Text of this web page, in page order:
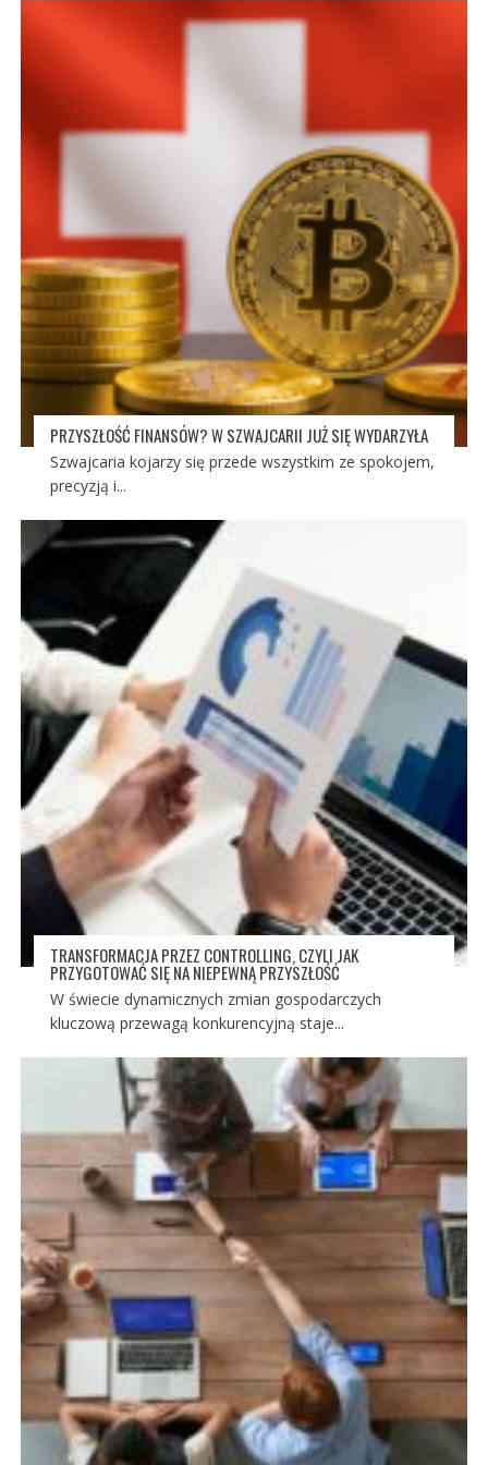
PRZYSZŁOŚĆ FINANSÓW? W SZWAJCARII JUŻ SIĘ WYDARZYŁA
Szwajcaria kojarzy się przede wszystkim ze spokojem,
precyzją i...
TRANSFORMACJA PRZEZ CONTROLLING, CZYLI JAK
PRZYGOTOWAĆ SIĘ NA NIEPEWNĄ PRZYSZŁOŚĆ
W świecie dynamicznych zmian gospodarczych
kluczową przewagą konkurencyjną staje...